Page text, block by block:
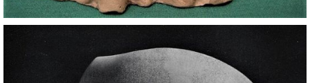
© 2026 eStránky.cz |Aktualizováno: 17. 7. 2026